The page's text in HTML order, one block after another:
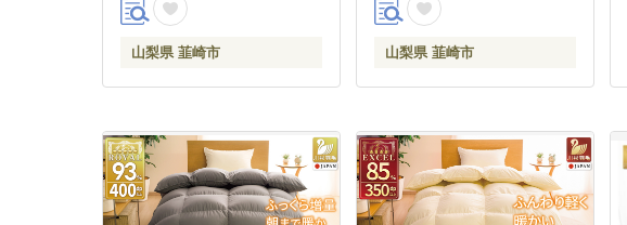
山梨県 韮崎市 20745168]
山梨県 韮崎市
寝具 掛布団 羽毛掛け布団
柔軟加工 防ダニ [川村羽毛
山梨県 韮崎市 20742894]
山梨県 韮崎市